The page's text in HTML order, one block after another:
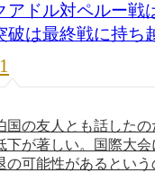
アドル対ペルー
破は最終戦に持ち
1
国の友人とも話した
下が著しい。国際大
の可能性があるとい